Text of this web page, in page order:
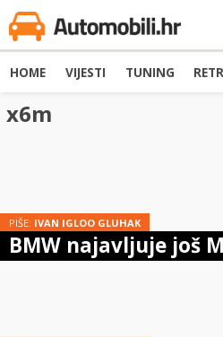
HOME VIJESTI TUNING
x6m
PIŠE: IVAN IGLOO GLUHAK
BMW najavljuje još